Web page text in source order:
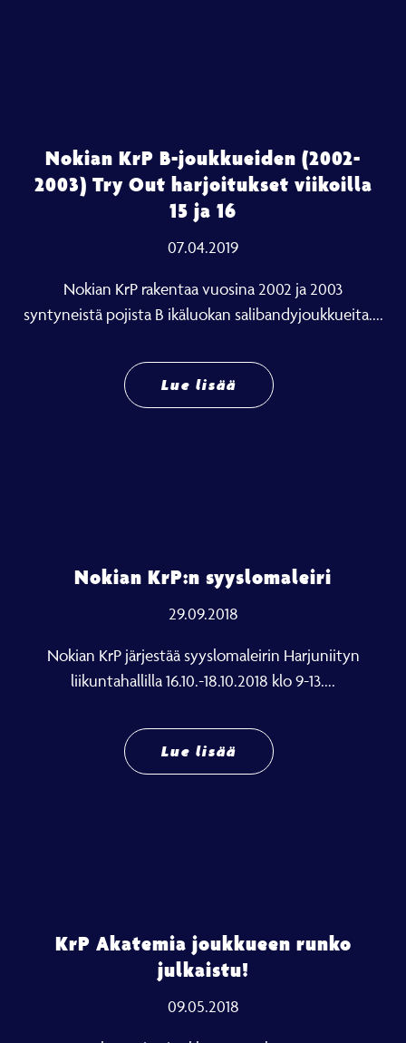
Nokian KrP B-joukkueiden (2002-
2003) Try Out harjoitukset viikoilla
15 ja 16
07.04.2019
Nokian KrP rakentaa vuosina 2002 ja 2003
syntyneistä pojista B ikäluokan salibandyjoukkueita....
Lue lisää
Nokian KrP:n syyslomaleiri
29.09.2018
Nokian KrP järjestää syyslomaleirin Harjuniityn
liikuntahallilla 16.10.-18.10.2018 klo 9-13....
Lue lisää
KrP Akatemia joukkueen runko
julkaistu!
09.05.2018